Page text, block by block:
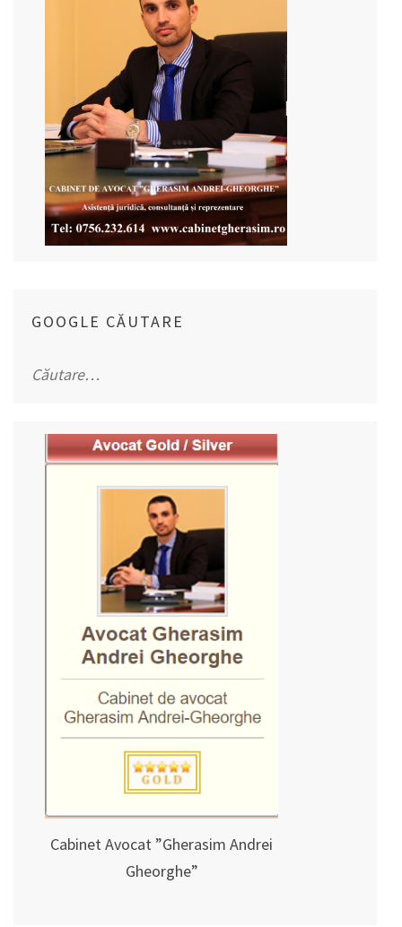
GOOGLE CĂUTARE
după:
Cabinet Avocat ”Gherasim Andrei
Gheorghe”